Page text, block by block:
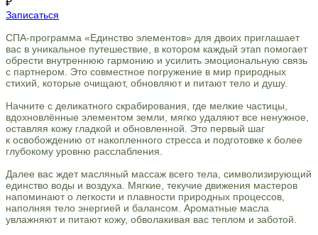
Записаться
СПА-программа «Единство элементов» для двоих приглашает
вас в уникальное путешествие, в котором каждый этап помогает
обрести внутреннюю гармонию и усилить эмоциональную связь
с партнером. Это совместное погружение в мир природных
стихий, которые очищают, обновляют и питают тело и душу.
Начните с деликатного скрабирования, где мелкие частицы,
вдохновлённые элементом земли, мягко удаляют все ненужное,
оставляя кожу гладкой и обновленной. Это первый шаг
к освобождению от накопленного стресса и подготовке к более
глубокому уровню расслабления.
Далее вас ждет масляный массаж всего тела, символизирующий
единство воды и воздуха. Мягкие, текучие движения мастеров
напоминают о легкости и плавности природных процессов,
наполняя тело энергией и балансом. Ароматные масла
увлажняют и питают кожу, обволакивая вас теплом и заботой.